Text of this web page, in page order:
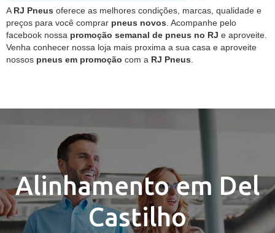
A RJ Pneus oferece as melhores condições, marcas, qualidade e
preços para você comprar pneus novos . Acompanhe pelo
facebook nossa promoção semanal de pneus no RJ e aproveite.
Venha conhecer nossa loja mais proxima a sua casa e aproveite
nossos pneus em promoção com a RJ Pneus
Alinhamento em Del
Castilho